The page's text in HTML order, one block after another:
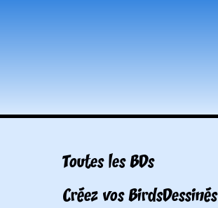
Toutes les BDs
Créez vos BirdsDessinés